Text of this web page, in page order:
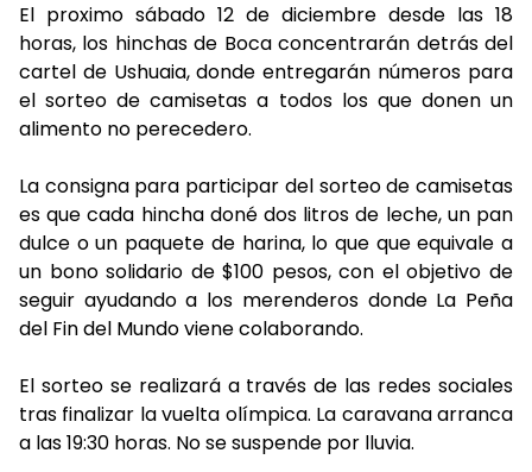
El proximo sábado 12 de diciembre desde las 18
horas, los hinchas de Boca concentrarán detrás del
cartel de Ushuaia, donde entregarán números para
el sorteo de camisetas a todos los que donen un
alimento no perecedero.
La consigna para participar del sorteo de camisetas
es que cada hincha doné dos litros de leche, un pan
dulce o un paquete de harina, lo que que equivale a
un bono solidario de $100 pesos, con el objetivo de
seguir ayudando a los merenderos donde La Peña
del Fin del Mundo viene colaborando.
El sorteo se realizará a través de las redes sociales
tras finalizar la vuelta olímpica. La caravana arranca
a las 19:30 horas. No se suspende por lluvia.